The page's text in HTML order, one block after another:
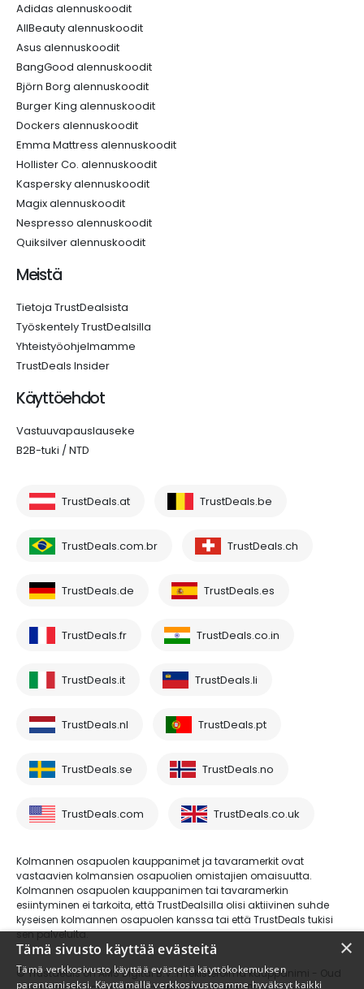
Adidas alennuskoodit
AllBeauty alennuskoodit
Asus alennuskoodit
BangGood alennuskoodit
Björn Borg alennuskoodit
Burger King alennuskoodit
Dockers alennuskoodit
Emma Mattress alennuskoodit
Hollister Co. alennuskoodit
Kaspersky alennuskoodit
Magix alennuskoodit
Nespresso alennuskoodit
Quiksilver alennuskoodit
Meistä
Tietoja TrustDealsista
Työskentely TrustDealsilla
Yhteistyöohjelmamme
TrustDeals Insider
Käyttöehdot
Vastuuvapauslauseke
B2B-tuki / NTD
TrustDeals.at TrustDeals.be
TrustDeals.com.br TrustDeals.ch
TrustDeals.de TrustDeals.es
TrustDeals.fr TrustDeals.co.in
TrustDeals.it TrustDeals.li
TrustDeals.nl TrustDeals.pt
TrustDeals.se TrustDeals.no
TrustDeals.com TrustDeals.co.uk
Kolmannen osapuolen kauppanimet ja tavaramerkit ovat
vastaavien kolmansien osapuolien omistajien omaisuutta.
Kolmannen osapuolen kauppanimen tai tavaramerkin
esiintyminen ei tarkoita, että TrustDealsilla olisi aktiivinen suhde
kyseisen kolmannen osapuolen kanssa tai että TrustDeals tukisi
sen palveluita.
© Trustdeals on AMS Digital B.V.:n rekisteröimä kauppanimi - Oud
×
Tämä sivusto käyttää evästeitä
Tämä verkkosivusto käyttää evästeitä käyttökokemuksen
parantamiseksi. Käyttämällä verkkosivustoamme hyväksyt kaikki